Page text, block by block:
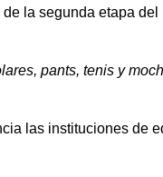
la segunda etapa
pants, tenis y
las instituciones de